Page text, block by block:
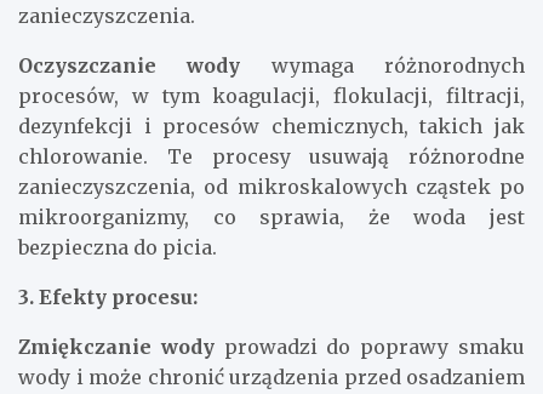
zanieczyszczenia.
Oczyszczanie wody wymaga różnorodnych
procesów, w tym koagulacji, flokulacji, filtracji,
dezynfekcji i procesów chemicznych, takich jak
chlorowanie. Te procesy usuwają różnorodne
zanieczyszczenia, od mikroskalowych cząstek po
mikroorganizmy, co sprawia, że woda jest
bezpieczna do picia.
3. Efekty procesu:
Zmiękczanie wodyprowadzi do poprawy smaku
wody i może chronić urządzenia przed osadzaniem